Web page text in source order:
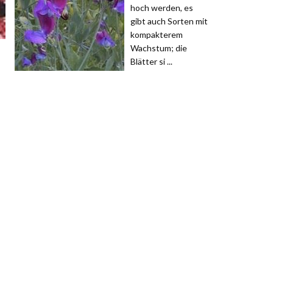
hoch werden, es
gibt auch Sorten mit
kompakterem
Wachstum; die
Blätter si ...